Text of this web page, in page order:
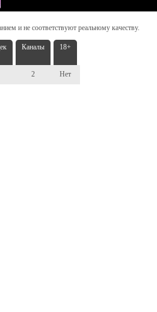
и не соответствуют реальному качеству.
Каналы 18+
2 Нет